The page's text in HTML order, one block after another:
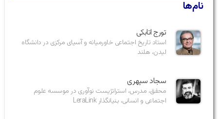
نام‌ها
تورج اتابکی
استاد تاریخ اجتماعی خاورمیانه و آسیای مرکزی در دانشگاه
لیدن، هلند
سجاد سپهری
محقق، مدرس، استراتژیست نوآوری در موسسه علوم
اجتماعی و انسانی، بنیانگذار LeraLink